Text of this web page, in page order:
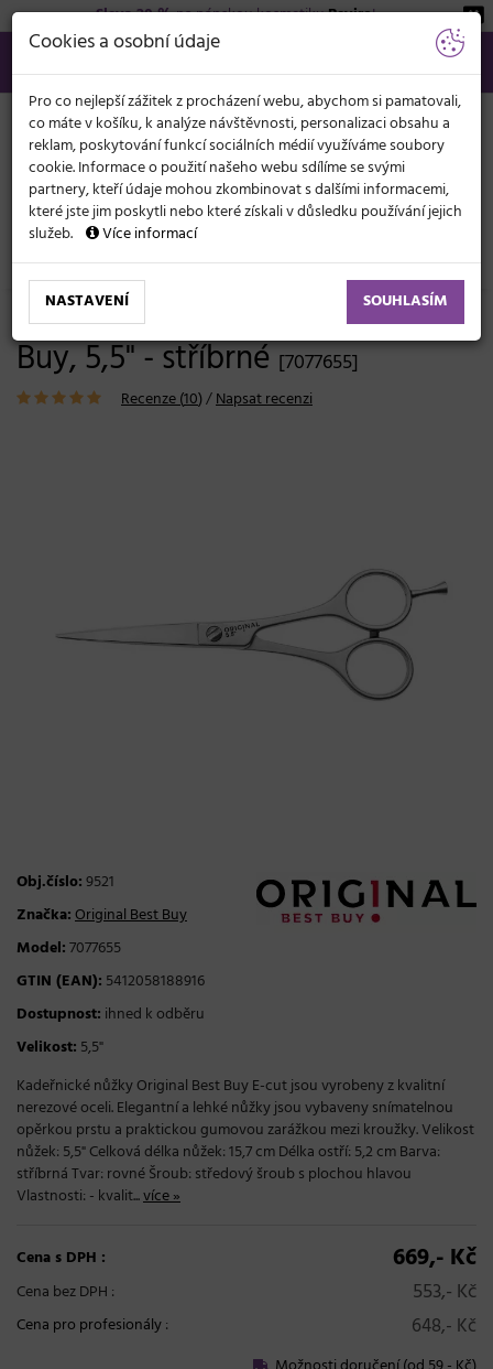
Sleva 20 %na pánskou kosmetikuBeviro!
566 440 099
info@svetkadernictvi.cz
Po−pá: 8−17
Vše o nákupu Kč
KATEGORIE
MENU
Kadeřnické potřeby Nůžky Pro začátečníky a studenty
Kadeřnické nůžky Original Best
Buy, 5,5" - stříbrné [7077655]
Recenze (10)/Napsat recenzi
Obj.číslo:9521
Značka:Original Best Buy
Model:7077655
GTIN (EAN): 5412058188916
Dostupnost: ihned k odběru
Velikost: 5,5"
Kadeřnické nůžky Original Best Buy E-cut jsou vyrobeny z kvalitní
nerezové oceli. Elegantní a lehké nůžky jsou vybaveny snímatelnou
opěrkou prstu a praktickou gumovou zarážkou mezi kroužky. Velikost
nůžek: 5,5" Celková délka nůžek: 15,7 cm Délka ostří: 5,2 cm Barva:
stříbrná Tvar: rovné Šroub: středový šroub s plochou hlavou
Vlastnosti: - kvalit...více »
Cena s DPH : 669,- Kč
Cena bez DPH : 553,- Kč
Cena pro profesionály: 648,- Kč
Cookies a osobní údaje
Pro co nejlepší zážitek z procházení webu, abychom si pamatovali,
co máte v košíku, k analýze návštěvnosti, personalizaci obsahu a
reklam, poskytování funkcí sociálních médií využíváme soubory
cookie. Informace o použití našeho webu sdílíme se svými
partnery, kteří údaje mohou zkombinovat s dalšími informacemi,
které jste jim poskytli nebo které získali v důsledku používání jejich
služeb.
Více informací
NASTAVENÍ SOUHLASÍM